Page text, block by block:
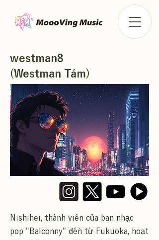
Nishihei, thành viên của ban nhạc
pop "Balconny" đến từ Fukuoka, hoạt
westman8
(Westman Tám)